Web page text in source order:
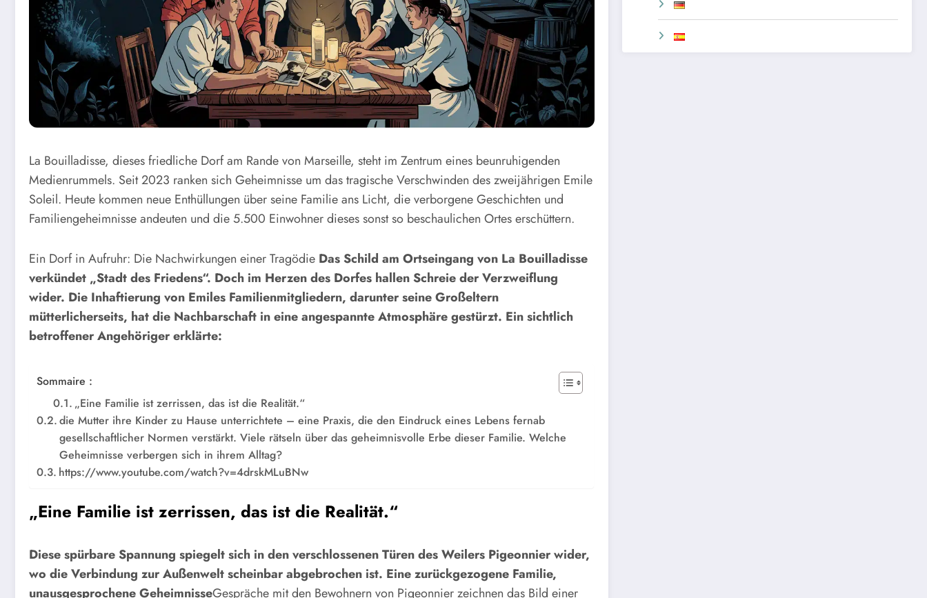
La Bouilladisse, dieses friedliche Dorf am Rande von Marseille, steht im Zentrum eines beunruhigenden
Medienrummels. Seit 2023 ranken sich Geheimnisse um das tragische Verschwinden des zweijährigen Emile
Soleil. Heute kommen neue Enthüllungen über seine Familie ans Licht, die verborgene Geschichten und
Familiengeheimnisse andeuten und die 5.500 Einwohner dieses sonst so beschaulichen Ortes erschüttern.
Ein Dorf in Aufruhr: Die Nachwirkungen einer Tragödie Das Schild am Ortseingang von La Bouilladisse
verkündet „Stadt des Friedens“. Doch im Herzen des Dorfes hallen Schreie der Verzweiflung
wider. Die Inhaftierung von Emiles Familienmitgliedern, darunter seine Großeltern
mütterlicherseits, hat die Nachbarschaft in eine angespannte Atmosphäre gestürzt. Ein sichtlich
betroffener Angehöriger erklärte:
Sommaire :
„Eine Familie ist zerrissen, das ist die Realität.“
die Mutter ihre Kinder zu Hause unterrichtete – eine Praxis, die den Eindruck eines Lebens fernab
gesellschaftlicher Normen verstärkt. Viele rätseln über das geheimnisvolle Erbe dieser Familie. Welche
Geheimnisse verbergen sich in ihrem Alltag?
https://www.youtube.com/watch?v=4drskMLuBNw
„Eine Familie ist zerrissen, das ist die Realität.“
Diese spürbare Spannung spiegelt sich in den verschlossenen Türen des Weilers Pigeonnier wider,
wo die Verbindung zur Außenwelt scheinbar abgebrochen ist. Eine zurückgezogene Familie,
unausgesprochene GeheimnisseGespräche mit den Bewohnern von Pigeonnier zeichnen das Bild einer